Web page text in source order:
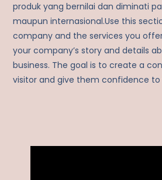
produk yang bernilai dan diminati
maupun internasional.Use this
company and the services you
your company’s story and details
business. The goal is to create a
visitor and give them confidence to